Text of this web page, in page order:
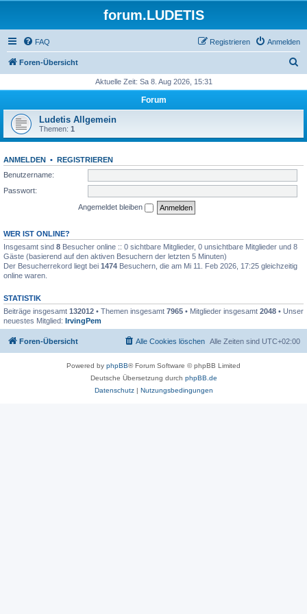
forum.LUDETIS
FAQ Anmelden
Registrieren
Foren-Übersicht
h
Aktuelle Zeit: Sa 8. Aug 2026, 15:31
Forum
Ludetis Allgemein
Themen: 1
ANMELDEN • REGISTRIEREN
Benutzername:
Passwort:
Angemeldet bleiben
WER IST ONLINE?
Insgesamt sind 8 Besucher online :: 0 sichtbare Mitglieder, 0 unsichtbare Mitglieder und 8
Gäste (basierend auf den aktiven Besuchern der letzten 5 Minuten)
Der Besucherrekord liegt bei 1474 Besuchern, die am Mi 11. Feb 2026, 17:25 gleichzeitig
online waren.
STATISTIK
Beiträge insgesamt 132012 • Themen insgesamt 7965 • Mitglieder insgesamt 2048 • Unser
neuestes Mitglied: IrvingPem
Foren-Übersicht Alle Zeiten sind UTC+02:00
Alle Cookies löschen
Powered by phpBB® Forum Software © phpBB Limited
Deutsche Übersetzung durch phpBB.de
Datenschutz| Nutzungsbedingungen